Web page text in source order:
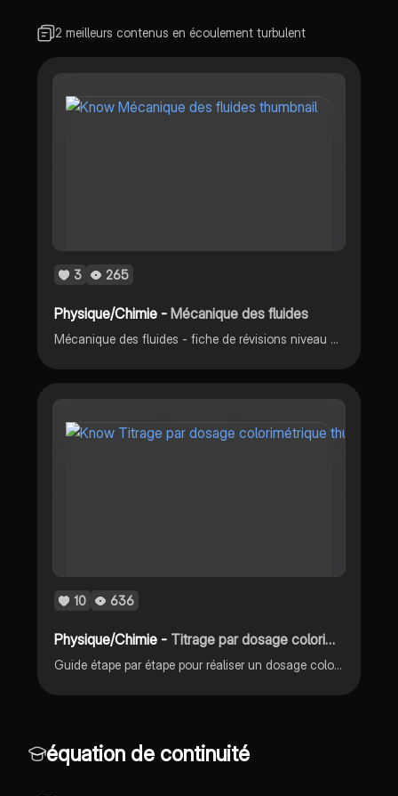
2 meilleurs contenus en écoulement turbulent
3 265
Physique/Chimie -Mécanique des fluides
Mécanique des fluides - fiche de révisions niveau Terminale avec éléments de révisons de première.
10 636
Physique/Chimie - Titrage par dosage colorimétrique
Guide étape par étape pour réaliser un dosage colorimétrique avec précision et efficacité.
équation de continuité